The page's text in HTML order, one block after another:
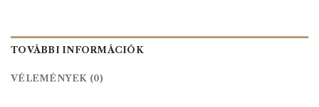
TOVÁBBI INFORMÁCIÓK
VÉLEMÉNYEK (0)